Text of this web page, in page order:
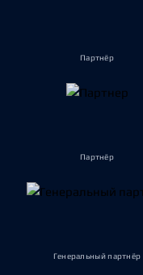
Партнёр
Партнёр
Генеральный партнёр